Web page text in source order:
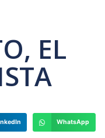
EL
WhatsApp